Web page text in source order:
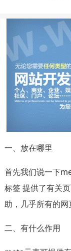
一、放在哪里
首先我们说一下
标签 提供了有关
助，几乎所有的
二、有什么作用